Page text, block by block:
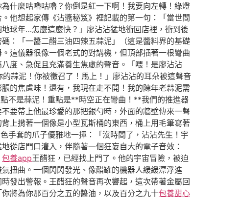
什麼咕嚕咕嚕？你倒是紅一下啊！我要向左轉！綠燈
他想起家傳《沾醬秘笈》裡記載的第一句：「當世間
球年…怎麼這麼快？」廖沾沾猛地衝回店裡，衝到後
：「一醬二醋三油四辣五蒜泥」（這是醬料界的基礎
這儀器很像一個老式的對講機，但頂部插著一根彎曲
度、急促且充滿養生焦慮的聲音。「喂！是廖沾沾
蒜泥！你被徵召了！馬上！」廖沾沾的耳朵被這聲音
的焦慮味！還有，我現在走不開！我的陳年老蒜泥需
不是蒜泥！重點是**時空正在彎曲！**我們的推進器
要帶上他最珍愛的那把銀勺時，外面的牆壁傳來一聲
上揹著一個像是小型瓦斯桶的東西，桶上用毛筆寫著
手套的爪子優雅地一揮：「沒時間了，沾沾先生！宇
從店門口灌入，伴隨著一個狂妄自大的電子音效：
包養app王醋狂，已經找上門了。他的宇宙冒險，被迫
扭曲。一個閃閃發光、像醋罐的機器人緩緩漂浮進
發出警報。王醋狂的聲音再次響起，這次帶著金屬回
將為你那百分之五的醬油，以及百分之九十包養甜心